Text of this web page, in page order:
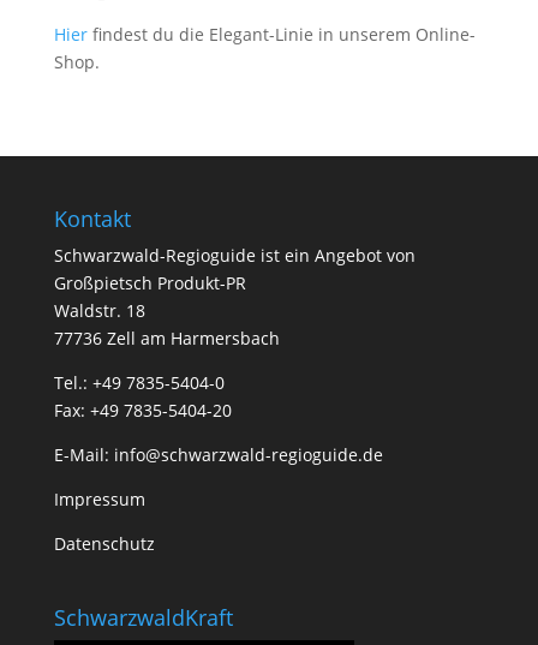
Hierfindest du die Elegant-Linie in unserem Online-
Shop.
Kontakt
Schwarzwald-Regioguide ist ein Angebot von
Großpietsch Produkt-PR
Waldstr. 18
77736 Zell am Harmersbach
Tel.: +49 7835-5404-0
Fax: +49 7835-5404-20
E-Mail: info@schwarzwald-regioguide.de
Impressum
Datenschutz
SchwarzwaldKraft